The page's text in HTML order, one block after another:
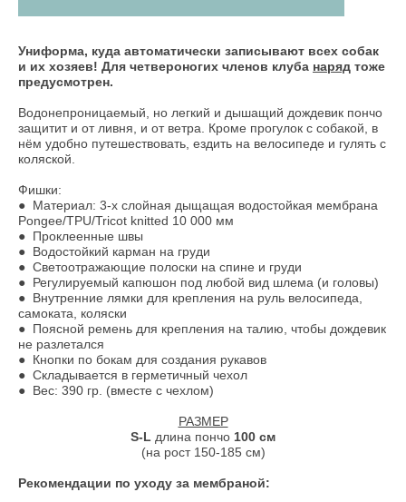
Униформа, куда автоматически записывают всех собак
и их хозяев! Для четвероногих членов клуба наряд тоже
предусмотрен.
Водонепроницаемый, но легкий и дышащий дождевик пончо
защитит и от ливня, и от ветра. Кроме прогулок с собакой, в
нём удобно путешествовать, ездить на велосипеде и гулять с
коляской.
Фишки:
● Материал: 3-х слойная дыщащая водостойкая мембрана
Pongee/TPU/Tricot knitted 10 000 мм
● Проклеенные швы
● Водостойкий карман на груди
● Светоотражающие полоски на спине и груди
● Регулируемый капюшон под любой вид шлема (и головы)
● Внутренние лямки для крепления на руль велосипеда,
самоката, коляски
● Поясной ремень для крепления на талию, чтобы дождевик
не разлетался
● Кнопки по бокам для создания рукавов
● Складывается в герметичный чехол
● Вес: 390 гр. (вместе с чехлом)
РАЗМЕР
S-L длина пончо 100 см
(на рост 150-185 см)
Рекомендации по уходу за мембраной: